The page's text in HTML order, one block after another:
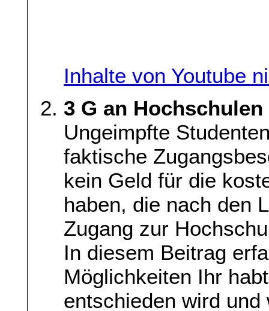
Inhalte von Youtube
3 G an
Ungeimpfte
faktische
kein Geld für die
haben, die nach den
Zugang zur
In diesem Beitrag
Möglichkeiten Ihr
entschieden wird